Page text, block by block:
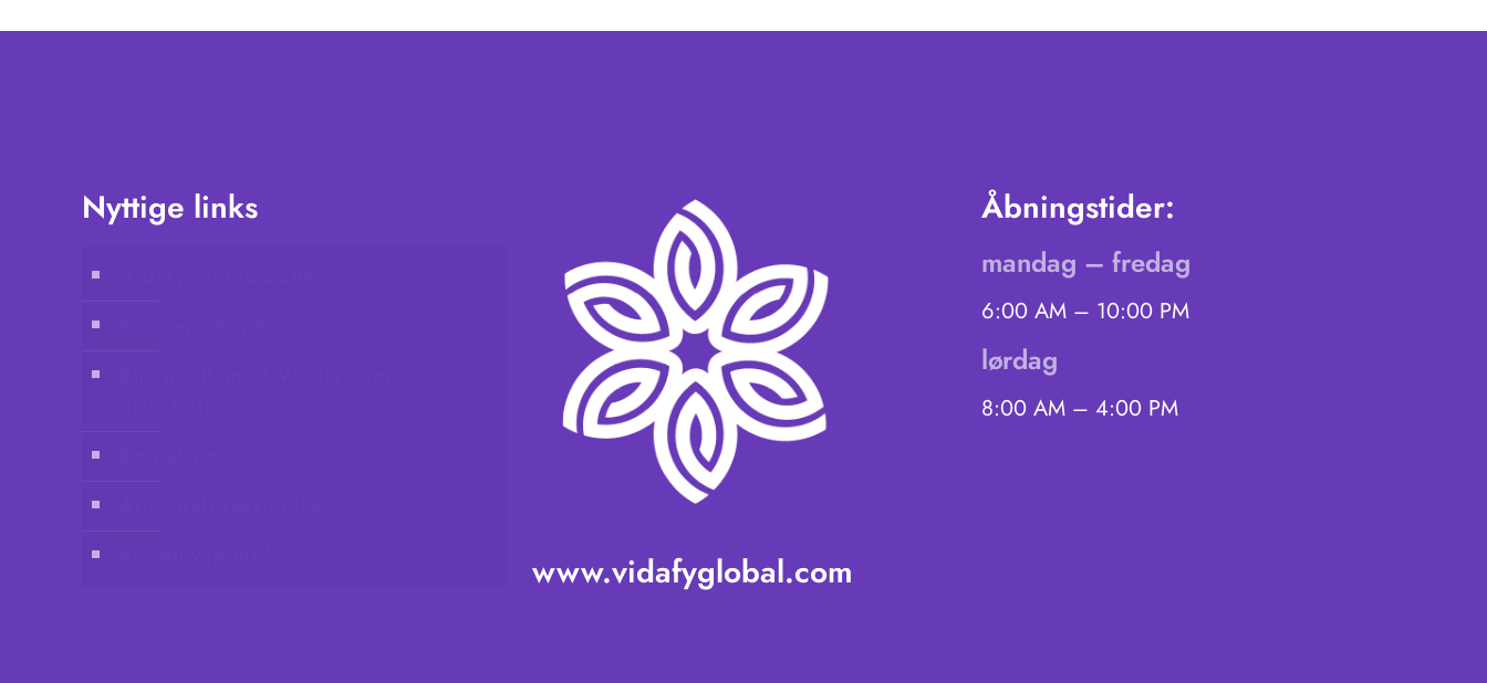
Nyttige links
www.vidafyglobal.com
Åbningstider:
mandag – fredag
6:00 AM – 10:00 PM
lørdag
8:00 AM – 4:00 PM